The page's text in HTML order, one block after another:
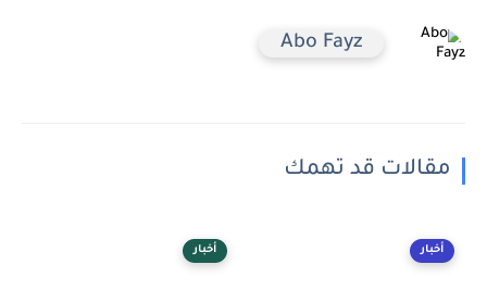
Abo Fayz
مقالات قد تهمك
أخبار أخبار